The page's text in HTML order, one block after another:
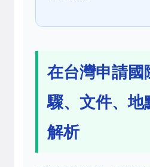
在台灣申請國
驟、文件、地
解析